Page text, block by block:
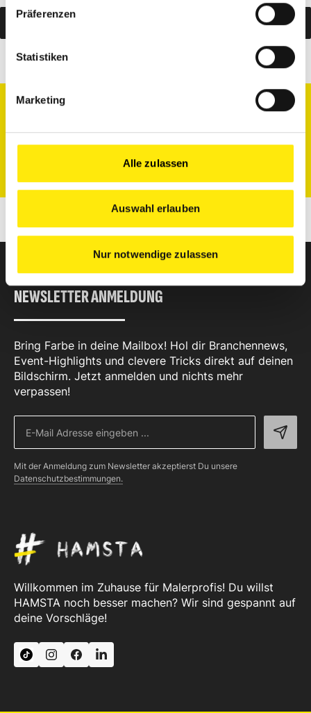
Präferenzen
Statistiken
Marketing
Alle zulassen
Auswahl erlauben
Nur notwendige zulassen
DU HAST NOCH FRAGEN?
CAPAROL AKADEMIE
info@caparol.de
NEWSLETTER ANMELDUNG
Bring Farbe in deine Mailbox! Hol dir Branchennews,
Event-Highlights und clevere Tricks direkt auf deinen
Bildschirm. Jetzt anmelden und nichts mehr
verpassen!
Mit der Anmeldung zum Newsletter akzeptierst Du unsere
Datenschutzbestimmungen.
Willkommen im Zuhause für Malerprofis! Du willst
HAMSTA noch besser machen? Wir sind gespannt auf
deine Vorschläge!